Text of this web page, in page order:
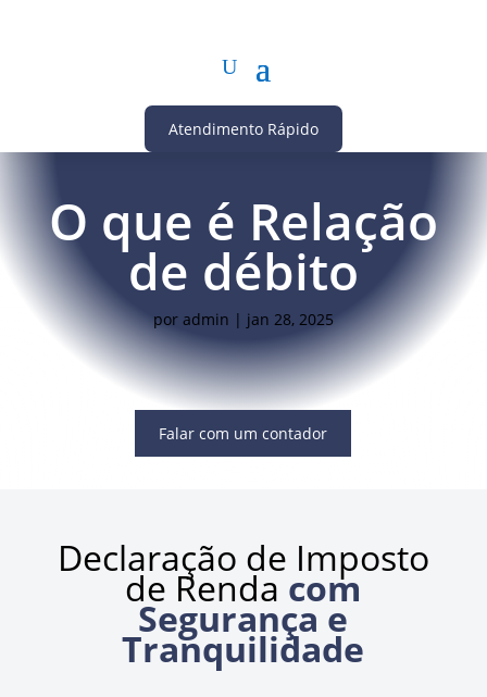
Atendimento Rápido
O que é Relação
de débito
por admin | jan 28, 2025
Falar com um contador
Declaração de Imposto
de Renda com
Segurança e
Tranquilidade